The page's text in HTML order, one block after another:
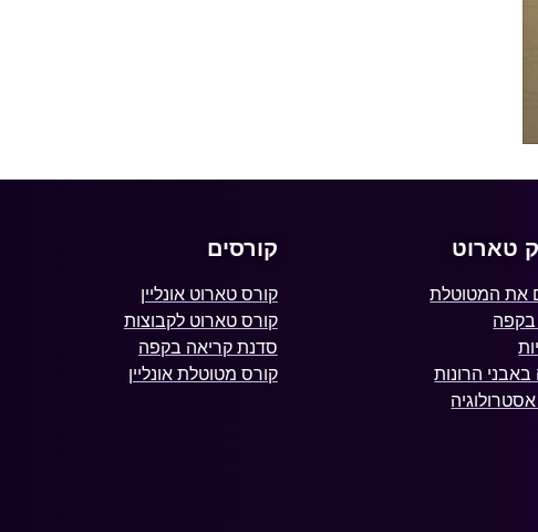
טארוט
את המטוטלת
בקפה
הרונות
אסטרולוגיה
קורסים
קורס טארוט אונליין
קורס טארוט לקבוצות
סדנת קריאה בקפה
קורס מטוטלת אונליין